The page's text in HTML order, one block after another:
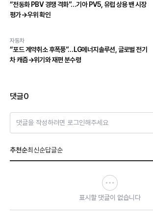
“전동화 PBV 경쟁 격화”…기아 PV5, 유럽 상용 밴 시장
평가→우위 확인
자동차
“포드 계약취소 후폭풍”…LG에너지솔루션, 글로벌 전기
차 캐즘→위기와 재편 분수령
댓글0
댓글을 작성하려면 로그인해주세요
추천순최신순답글순
표시할 댓글이 없습니다